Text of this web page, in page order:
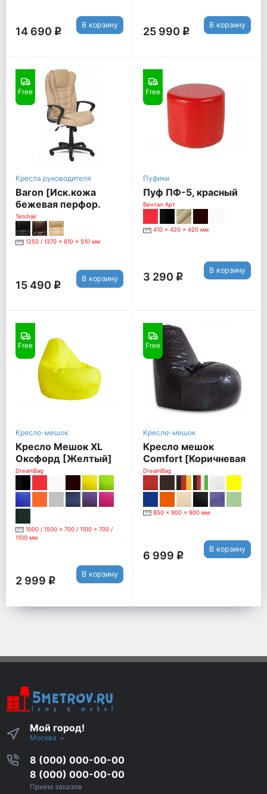
14 690 q
В корзину
25 990 q
В корзину
Free
Кресла руководителя
Baron [Иск.кожа
бежевая перфор.
(36-34/36-34/06)]
Tetchair
1250 / 1370 x 610 x 510 мм
15 490 q
В корзину
Free
Пуфики
Пуф ПФ-5, красный
Вентал Арт
410 x 420 x 420 мм
3 290 q
В корзину
Free
Кресло-мешок
Кресло Мешок XL
Оксфорд [Желтый]
DreamBag
1000 / 1500 x 700 / 1100 x 700 /
1100 мм
2 999 q
В корзину
Free
Кресло-мешок
Кресло мешок
Comfort [Коричневая
экокожа]
DreamBag
850 x 900 x 900 мм
6 999 q
В корзину
Мой город!
Москва
8 (000) 000-00-00
8 (000) 000-00-00
Прием заказов